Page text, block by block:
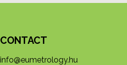
CONTACT
info@eumetrology.hu